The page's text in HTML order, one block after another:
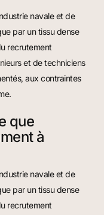
navale et de
par un tissu dense
recrutement
et de techniciens
aux contraintes
que
à
navale et de
par un tissu dense
recrutement